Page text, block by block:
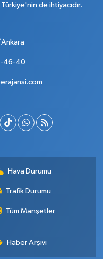
de ihtiyacıdır.
46-40
Hava Durumu
Trafik Durumu
Tüm Manşetler
Haber Arşivi